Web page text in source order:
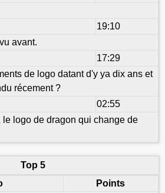
19:10
avant.
17:29
de logo datant d'y ya dix ans et
récement ?
02:55
le logo de dragon qui change de
Top 5
Points